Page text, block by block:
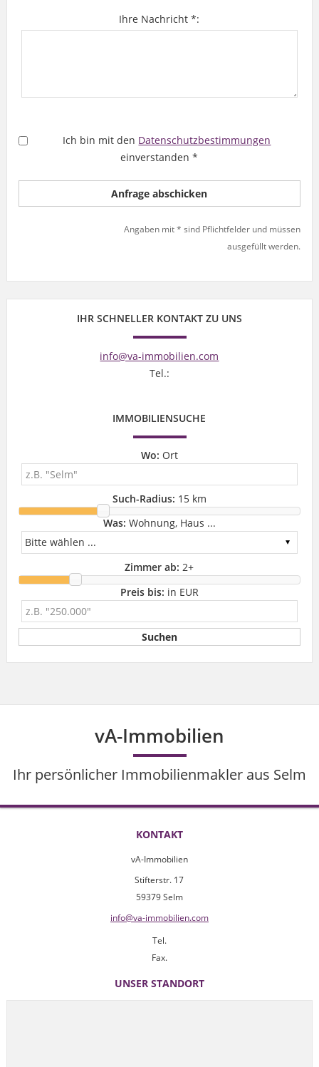
Ihre Nachricht *:
Ich bin mit den Datenschutzbestimmungen
einverstanden *
Angaben mit * sind Pflichtfelder und müssen
ausgefüllt werden.
IHR SCHNELLER KONTAKT ZU UNS
info@va-immobilien.com
Tel.:
IMMOBILIENSUCHE
Wo: Ort
Such-Radius: 15 km
Was: Wohnung, Haus ...
Zimmer ab: 2+
Preis bis: in EUR
vA-Immobilien
Ihr persönlicher Immobilienmakler aus Selm
KONTAKT
vA-Immobilien
Stifterstr. 17
59379 Selm
info@va-immobilien.com
Tel.
Fax.
UNSER STANDORT